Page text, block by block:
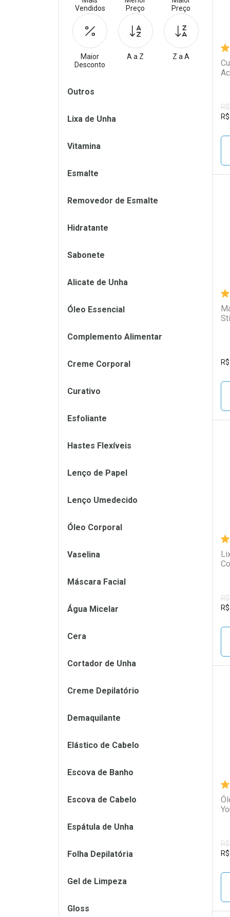
R$
R$
R$
R$
Vendidos
Preço
Preço
Maior
Desconto
A a Z Z a A
Filtros
Outros
Lixa de Unha
Vitamina
Esmalte
Removedor de Esmalte
Hidratante
Sabonete
Alicate de Unha
Óleo Essencial
Complemento Alimentar
Creme Corporal
Curativo
Esfoliante
Hastes Flexíveis
Lenço de Papel
Lenço Umedecido
Óleo Corporal
Vaselina
Máscara Facial
Água Micelar
Cera
Cortador de Unha
Creme Depilatório
Demaquilante
Elástico de Cabelo
Escova de Banho
Escova de Cabelo
Espátula de Unha
Folha Depilatória
Gel de Limpeza
Gloss